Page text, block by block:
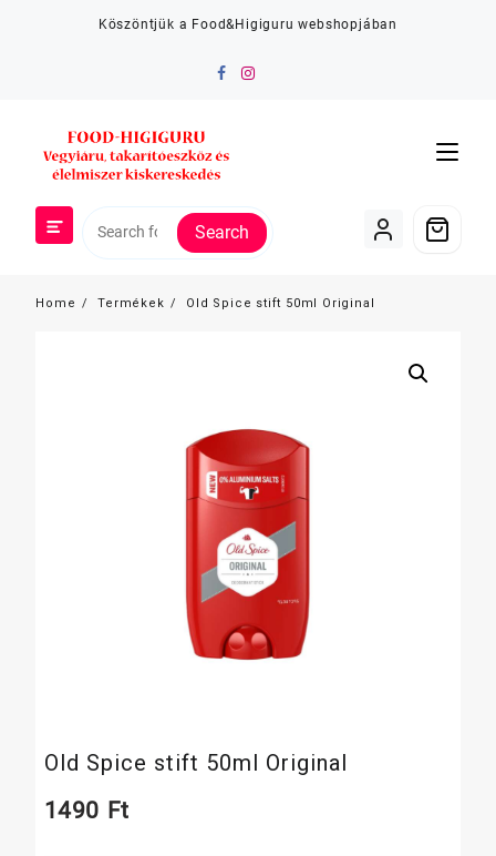
Köszöntjük a Food&Higiguru webshopjában
Search
Home Termékek Old Spice stift 50ml Original
Old Spice stift 50ml Original
1490 Ft